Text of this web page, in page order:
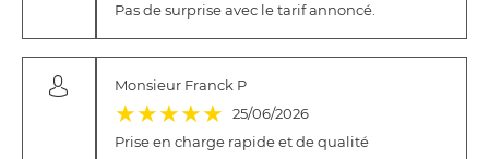
Pas de surprise avec le tarif annoncé.
Monsieur Franck P
(*)
★ (*)
★ (*)
★ (*)
★ (*)
★
25/06/2026
Prise en charge rapide et de qualité